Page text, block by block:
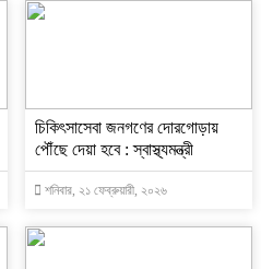
চিকিৎসাসেবা জনগণের দোরগোড়ায়
পৌঁছে দেয়া হবে : স্বাস্থ্যমন্ত্রী
শনিবার, ২১ ফেব্রুয়ারী, ২০২৬